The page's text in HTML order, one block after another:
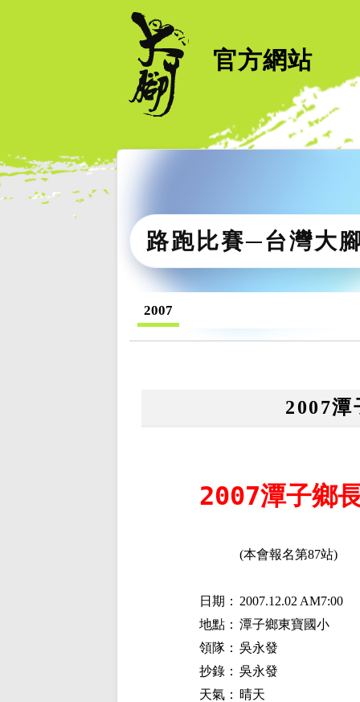
官方網站
路跑比賽─台灣大
2007
2007潭
2007潭子鄉
(本會報名第87站)
日期： 2007.12.02 AM7:00
地點： 潭子鄉東寶國小
領隊： 吳永發
抄錄： 吳永發
天氣： 晴天